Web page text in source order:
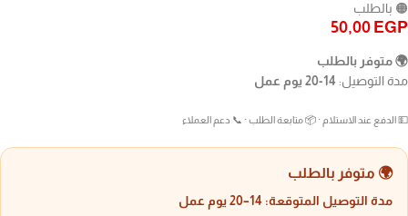
🟠 بالطلب
50,00 EGP
🌍 متوفر بالطلب
مدة التوصيل: 14-20 يوم عمل
💵 الدفع عند الاستلام · 📦 متابعة الطلب · 📞 دعم العملاء
🌍 متوفر بالطلب
مدة التوصيل المتوقعة: 14–20 يوم عمل